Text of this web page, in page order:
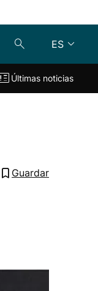
ES
En directo
Últimas noticias
Guardar